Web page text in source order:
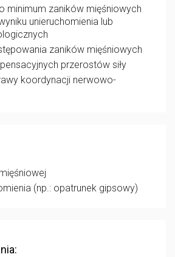
minimum zaników mięśniowych
unieruchomienia lub
zaników mięśniowych
przerostów siły
koordynacji nerwowo-
(np.: opatrunek gipsowy)